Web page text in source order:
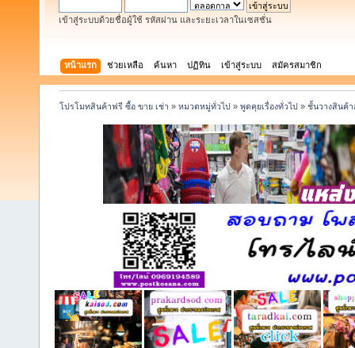
เข้าสู่ระบบด้วยชื่อผู้ใช้ รหัสผ่าน และระยะเวลาในเซสชั่น
หน้าแรก ช่วยเหลือ ค้นหา ปฏิทิน เข้าสู่ระบบ สมัครสมาชิก
โปรโมทสินค้าฟรี ซื้อ ขาย เช่า »หมวดหมู่ทั่วไป »พูดคุยเรื่องทั่วไป »ชั้นวางสินค้